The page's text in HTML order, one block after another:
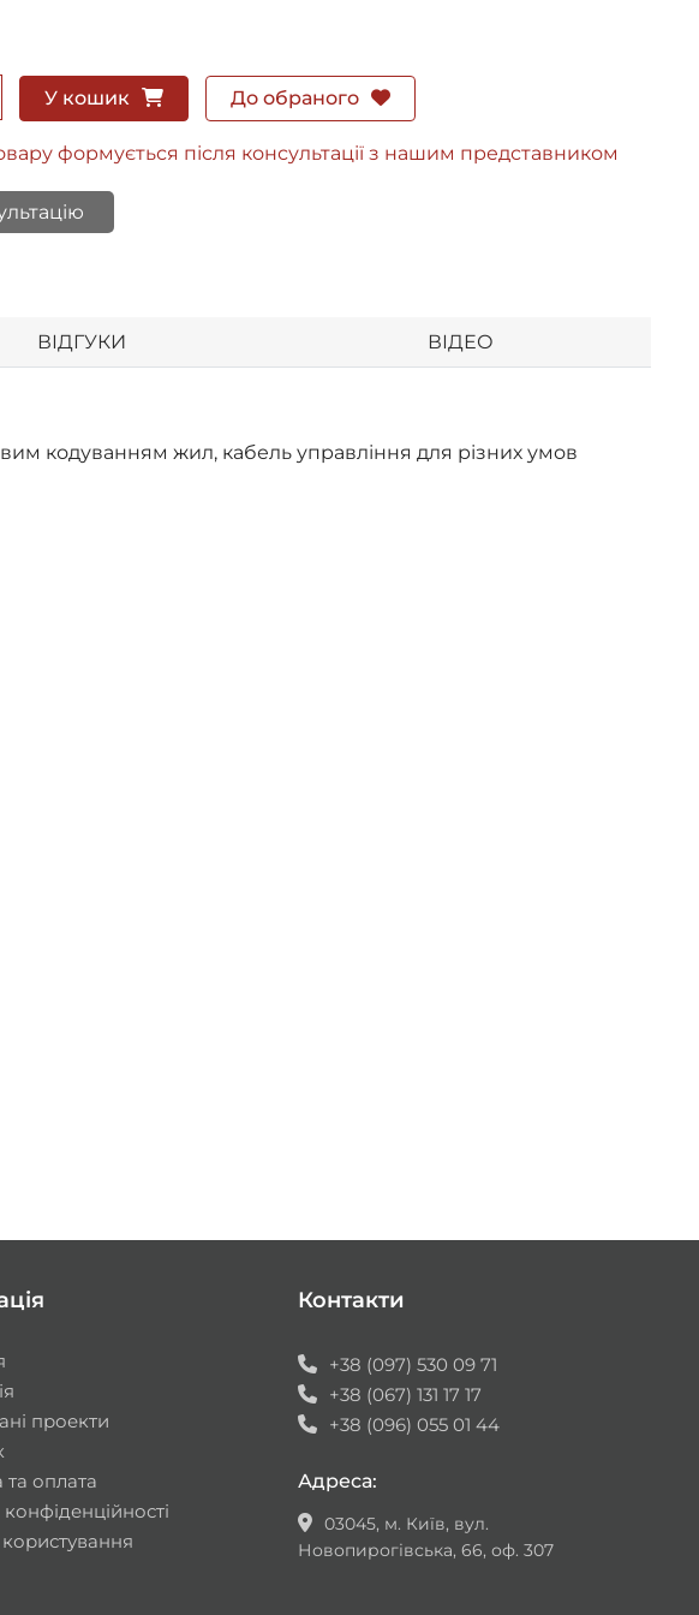
У кошик До обраного
формується після консультації з нашим представником
ВІДГУКИ ВІДЕО
кодуванням жил, кабель управління для різних умов
проекти
та оплата
Контакти
+38 (097) 530 09 71
+38 (067) 131 17 17
+38 (096) 055 01 44
Адреса:
03045, м. Київ, вул.
Новопирогівська, 66, оф. 307